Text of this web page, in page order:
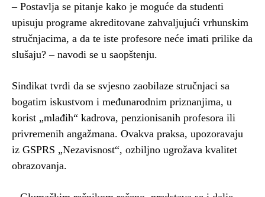
– Postavlja se pitanje kako je moguće da studenti
upisuju programe akreditovane zahvaljujući vrhunskim
stručnjacima, a da te iste profesore neće imati prilike da
slušaju? – navodi se u saopštenju.
Sindikat tvrdi da se svjesno zaobilaze stručnjaci sa
bogatim iskustvom i međunarodnim priznanjima, u
korist „mlađih“ kadrova, penzionisanih profesora ili
privremenih angažmana. Ovakva praksa, upozoravaju
iz GSPRS „Nezavisnost“, ozbiljno ugrožava kvalitet
obrazovanja.